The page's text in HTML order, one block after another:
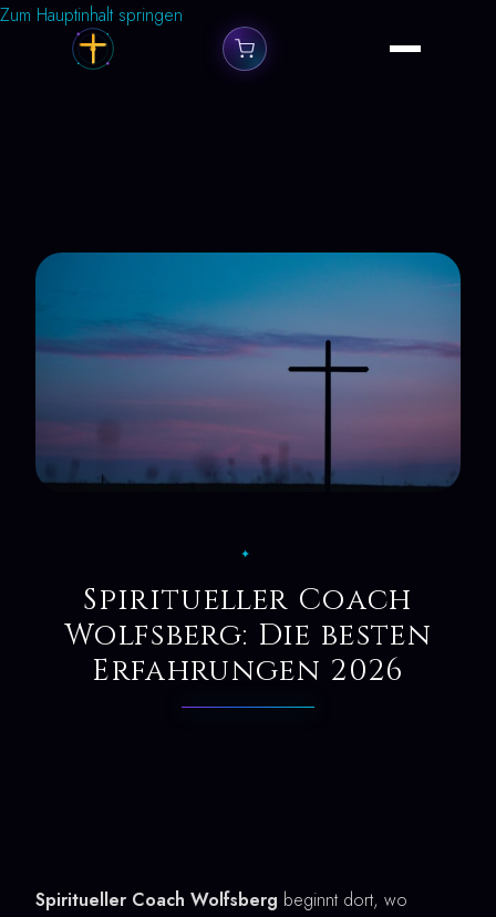
Zum Hauptinhalt springen
✦
Spiritueller Coach
Wolfsberg: Die besten
Erfahrungen 2026
Spiritueller Coach Wolfsberg beginnt dort, wo